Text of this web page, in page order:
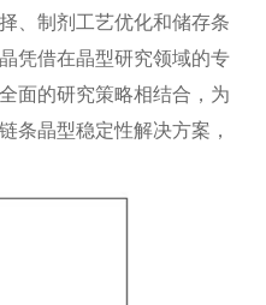
、制剂工艺优化和储存条
凭借在晶型研究领域的专
面的研究策略相结合，为
条晶型稳定性解决方案，